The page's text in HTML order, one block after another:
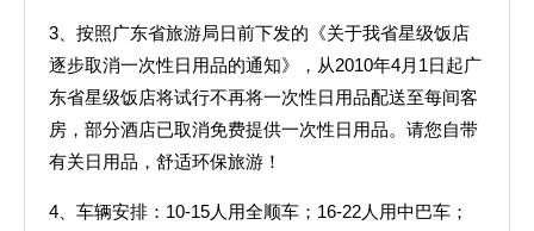
3、按照广东省旅游局日前下发的《关于我省星级饭店
逐步取消一次性日用品的通知》，从2010年4月1日起广
东省星级饭店将试行不再将一次性日用品配送至每间客
房，部分酒店已取消免费提供一次性日用品。请您自带
有关日用品，舒适环保旅游！
4、车辆安排：10-15人用全顺车；16-22人用中巴车；